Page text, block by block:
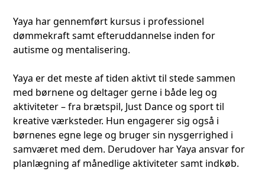
Yaya har gennemført kursus i professionel
dømmekraft samt efteruddannelse inden for
autisme og mentalisering.
Yaya er det meste af tiden aktivt til stede sammen
med børnene og deltager gerne i både leg og
aktiviteter – fra brætspil, Just Dance og sport til
kreative værksteder. Hun engagerer sig også i
børnenes egne lege og bruger sin nysgerrighed i
samværet med dem. Derudover har Yaya ansvar for
planlægning af månedlige aktiviteter samt indkøb.